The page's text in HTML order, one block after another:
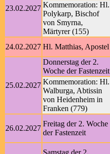
23.02.2027 Kommemoration: Hl.
Polykarp, Bischof
von Smyrna,
Märtyrer (155)
24.02.2027 Hl. Matthias, Apostel
25.02.2027
Donnerstag der 2.
Woche der Fastenzeit
Kommemoration: Hl.
Walburga, Abtissin
von Heidenheim in
Franken (779)
26.02.2027
Freitag der 2. Woche
der Fastenzeit
Samstag der 2.